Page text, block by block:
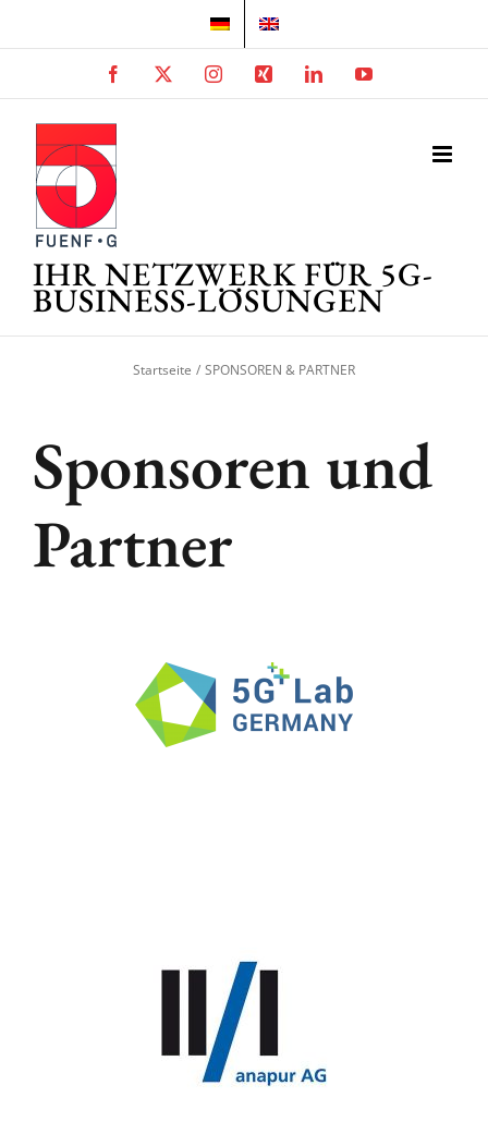
Inhalt
Facebook InstagramXing LinkedInYouTube
IHR NETZWERK FÜR 5G-
BUSINESS-LÖSUNGEN
Startseite SPONSOREN & PARTNER
Sponsoren und
Partner